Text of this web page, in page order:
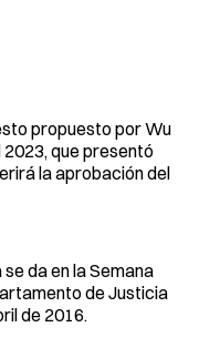
propuesto por Wu
que presentó
la aprobación del
da en la Semana
de Justicia
de 2016.